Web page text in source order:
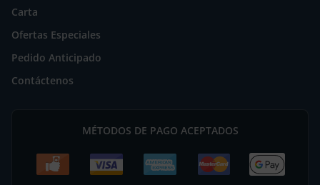
Carta
Ofertas Especiales
Pedido Anticipado
Contáctenos
MÉTODOS DE PAGO ACEPTADOS